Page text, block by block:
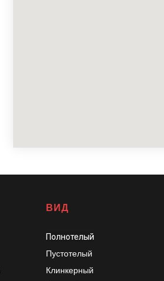
ВИД
Полнотелый
Пустотелый
Клинкерный